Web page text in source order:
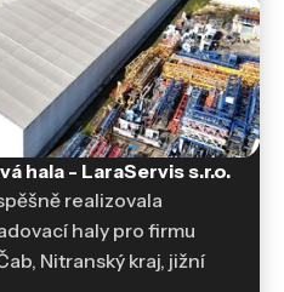
hala - LaraServis s.r.o.
realizovala
haly pro firmu
Nitranský kraj, jižní